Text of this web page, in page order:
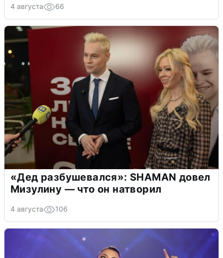
4 августа 66
«Дед разбушевался»: SHAMAN довел
Мизулину — что он натворил
4 августа 106